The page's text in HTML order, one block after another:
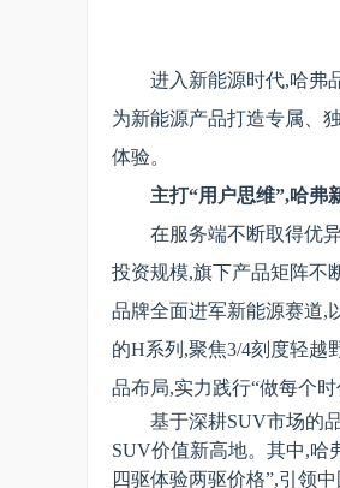
进入新能源时代,哈弗
为新能源产品打造专属、
体验。
主打“用户思维”,哈弗
在服务端不断取得优
投资规模,旗下产品矩阵不
品牌全面进军新能源赛道,
的H系列,聚焦3/4刻度轻越
品布局,实力践行“做每个
基于深耕SUV市场的
SUV价值新高地。 其中,哈
四驱体验两驱价格”,引领